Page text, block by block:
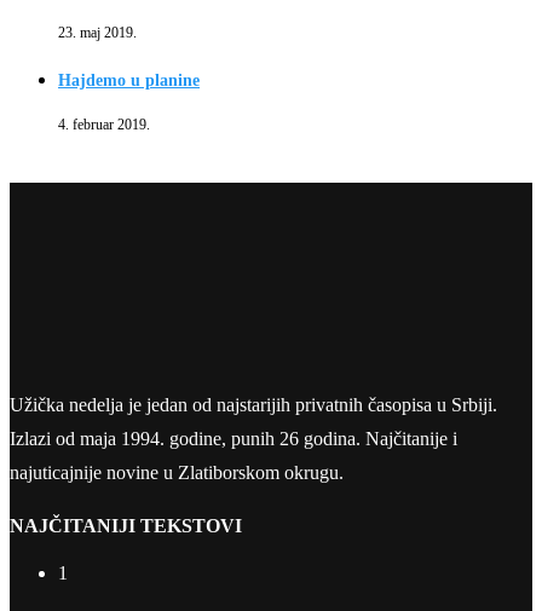
23. maj 2019.
Hajdemo u planine
4. februar 2019.
Užička nedelja je jedan od najstarijih privatnih časopisa u Srbiji.
Izlazi od maja 1994. godine, punih 26 godina. Najčitanije i
najuticajnije novine u Zlatiborskom okrugu.
NAJČITANIJI TEKSTOVI
1